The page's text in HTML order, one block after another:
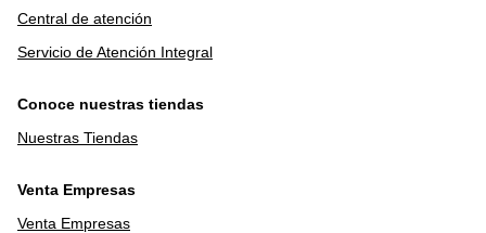
Central de atención
Servicio de Atención Integral
Conoce nuestras tiendas
Nuestras Tiendas
Venta Empresas
Venta Empresas